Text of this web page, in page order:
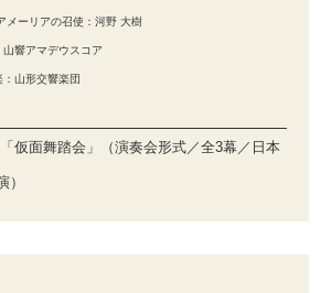
メーリアの召使：河野 大樹
山響アマデウスコア
：山形交響楽団
仮面舞踏会」（演奏会形式／全3幕／日本